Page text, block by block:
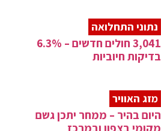
נתוני התחלואה
3,041 חולים חדשים – 6.3%
בדיקות חיוביות
מזג האוויר
היום בהיר – ממחר יתכן גשם